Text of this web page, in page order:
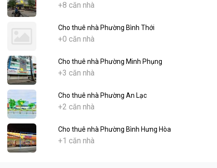
+8 căn nhà
Cho thuê nhà Phường Bình Thới
+0 căn nhà
Cho thuê nhà Phường Minh Phụng
+3 căn nhà
Cho thuê nhà Phường An Lạc
+2 căn nhà
Cho thuê nhà Phường Bình Hưng Hòa
+1 căn nhà